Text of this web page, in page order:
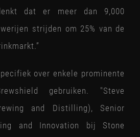
dat er meer dan 9​,​000
strijden om 25% van de
over enkele prominente
gebruiken. "Steve
and Distilling), Senior
and Innovation bij Stone